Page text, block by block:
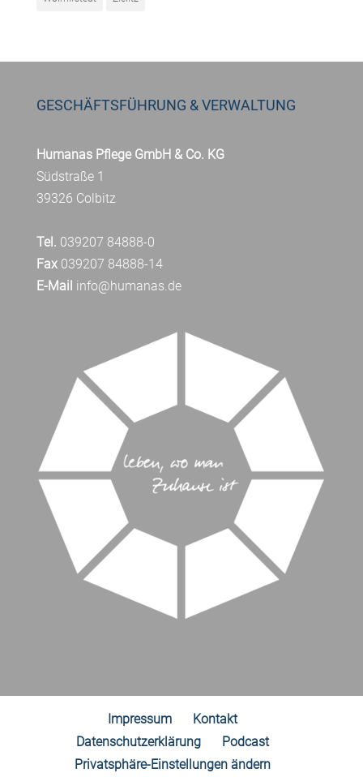
GESCHÄFTSFÜHRUNG & VERWALTUNG
Humanas Pflege GmbH & Co. KG
Südstraße 1
39326 Colbitz
Tel. 039207 84888-0
Fax039207 84888-14
E-Mail info@humanas.de
Impressum
Kontakt
Datenschutzerklärung
Podcast
Privatsphäre-Einstellungen ändern